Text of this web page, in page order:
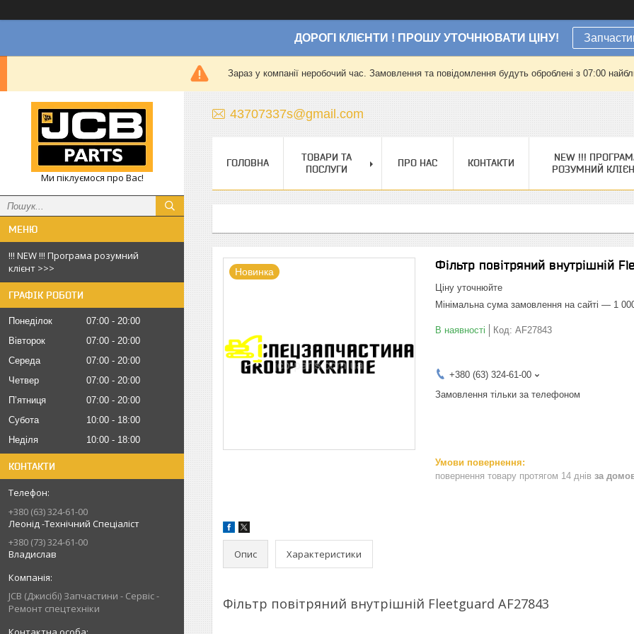
ДОРОГІ КЛІЄНТИ ! ПРОШУ УТОЧНЮВАТИ ЦІНУ!
Зараз у компанії неробочий час. Замовлення та повідомлення будуть оброблені з 07:00
Ми піклуємося про Вас!
!!! NEW !!! Програма розумний
клієнт >>>
ГРАФІК РОБОТИ
Понеділок 07:00
20:00
Вівторок
07:00
20:00
Середа
07:00
20:00
Четвер
07:00
20:00
Пʼятниця
07:00
20:00
Субота
10:00
18:00
Неділя
10:00 18:00
КОНТАКТИ
+380 (63) 324-61-00
Леонід -Технічний Спеціаліст
+380 (73) 324-61-00
Владислав
JCB (Джисібі) Запчастини - Сервіс -
Ремонт спецтехніки
43707337s@gmail.com
ГОЛОВНА
ТОВАРИ ТА
ПОСЛУГИ
ПРО НАС КОНТАКТИ
NEW !!!
РОЗУМНИЙ
Новинка Фільтр повітряний внутрішній
Ціну уточнюйте
Мінімальна сума замовлення на сайті — 1
В наявності Код: AF27843
+380 (63) 324-61-00
Замовлення тільки за телефоном
повернення товару протягом 14 днів за
Опис Характеристики
Фільтр повітряний внутрішній Fleetguard AF27843